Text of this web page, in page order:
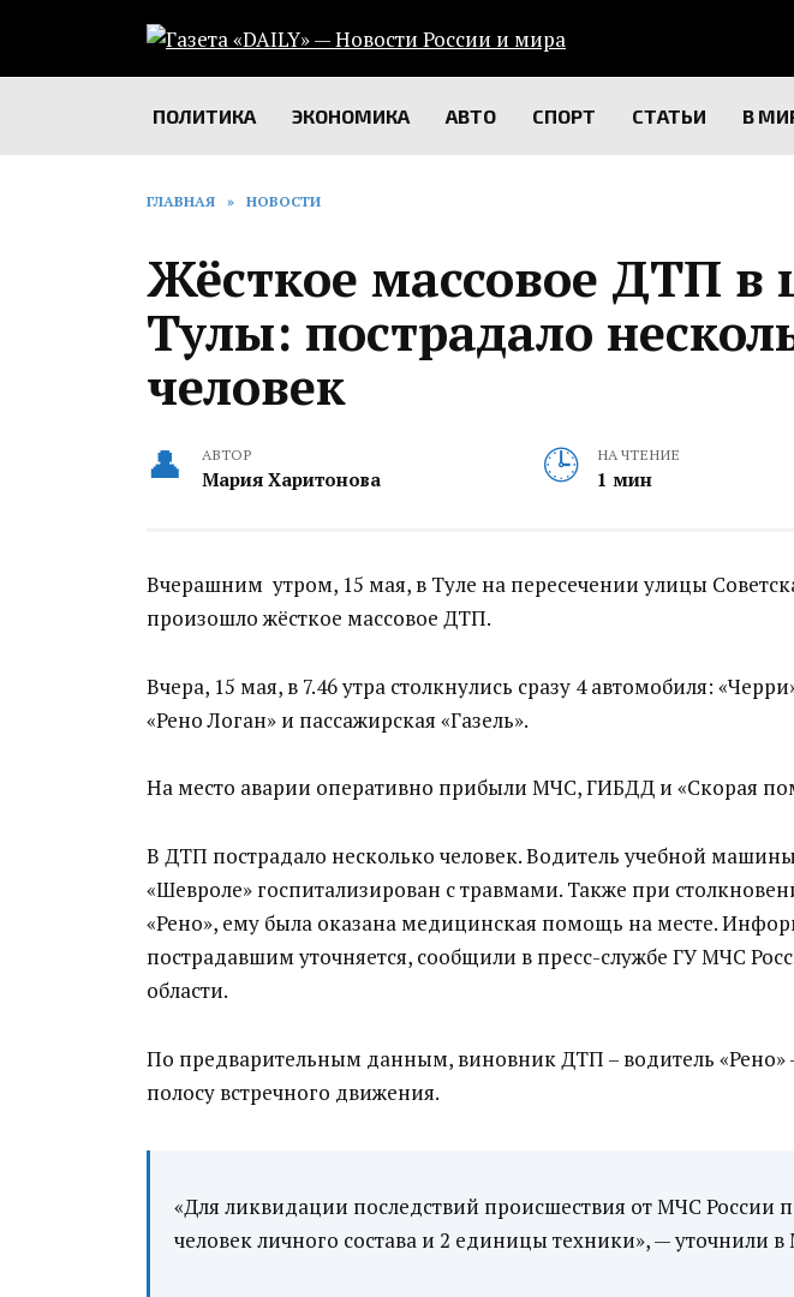
содержанию
ПОЛИТИКА ЭКОНОМИКА АВТО СПОРТ СТАТЬИ В
ГЛАВНАЯ » НОВОСТИ
Жёсткое массовое ДТП в
Тулы: пострадало
человек
АВТОР
Мария Харитонова
НА ЧТЕНИЕ
1 мин
Вчерашним утром, 15 мая, в Туле на пересечении улицы
произошло жёсткое массовое ДТП.
Вчера, 15 мая, в 7.46 утра столкнулись сразу 4 автомобиля:
«Рено Логан» и пассажирская «Газель».
На место аварии оперативно прибыли МЧС, ГИБДД и «Скорая
В ДТП пострадало несколько человек. Водитель учебной
«Шевроле» госпитализирован с травмами. Также при
«Рено», ему была оказана медицинская помощь на месте.
пострадавшим уточняется, сообщили в пресс-службе ГУ МЧС
области.
По предварительным данным, виновник ДТП – водитель «Рено»
полосу встречного движения.
«Для ликвидации последствий происшествия от МЧС России
человек личного состава и 2 единицы техники», — уточнили